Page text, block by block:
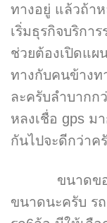
ทางอยู่ แล้วถ้า
เริ่มธุรกิจบริกา
ช่วยต้องเปิดแผ
ทางกับคนข้างท
ละครับลำบากก
หลงเชื่อ gps ม
กันไปจะดีกว่าค
ขนาดของร
ขนาดนะครับ ร